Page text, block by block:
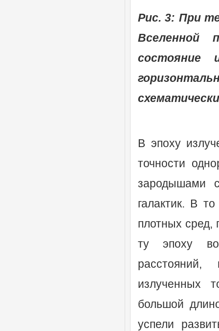
Рис. 3: При
Вселенной
В эпоху
точности
зародышами
галактик. В
плотных сред,
ту эпоху
излученных
большой
успели